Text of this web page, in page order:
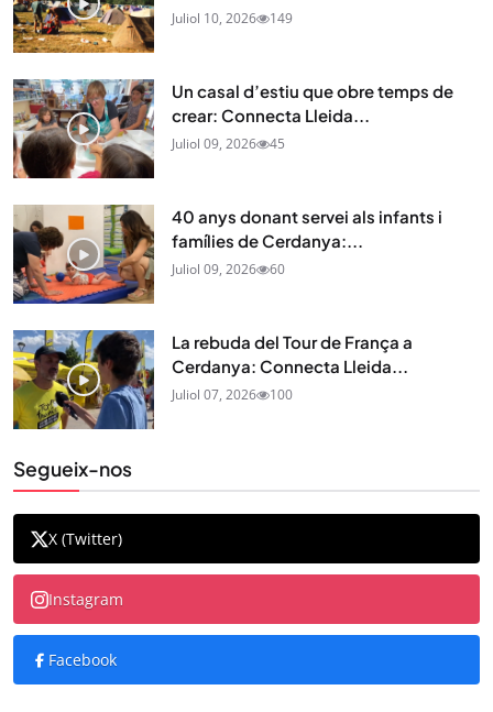
Juliol 10, 2026 149
Un casal d’estiu que obre temps de
crear: Connecta Lleida...
Juliol 09, 2026 45
40 anys donant servei als infants i
famílies de Cerdanya:...
Juliol 09, 2026 60
La rebuda del Tour de França a
Cerdanya: Connecta Lleida...
Juliol 07, 2026 100
Segueix-nos
X (Twitter)
Instagram
Facebook